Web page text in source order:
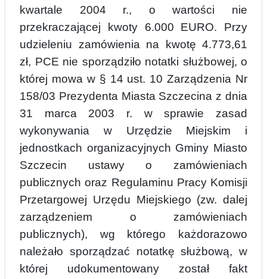
kwartale 2004 r., o wartości nie
przekraczającej kwoty 6.000 EURO. Przy
udzieleniu zamówienia na kwotę 4.773,61
zł, PCE nie sporządziło notatki służbowej, o
której mowa w § 14 ust. 10 Zarządzenia Nr
158/03 Prezydenta Miasta Szczecina z dnia
31 marca 2003 r. w sprawie zasad
wykonywania w Urzędzie Miejskim i
jednostkach organizacyjnych Gminy Miasto
Szczecin ustawy o zamówieniach
publicznych oraz Regulaminu Pracy Komisji
Przetargowej Urzędu Miejskiego (zw. dalej
zarządzeniem o zamówieniach
publicznych), wg
którego każdorazowo
należało sporządzać notatkę służbową, w
której udokumentowany został fakt